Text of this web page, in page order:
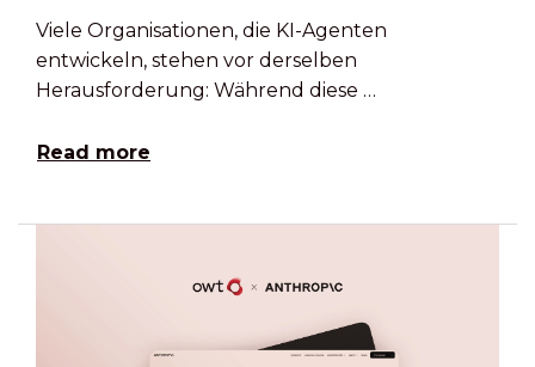
Viele Organisationen, die KI-Agenten
entwickeln, stehen vor derselben
Herausforderung: Während diese …
Read more